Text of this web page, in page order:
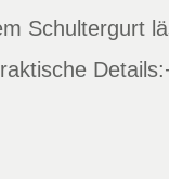
Schultergurt